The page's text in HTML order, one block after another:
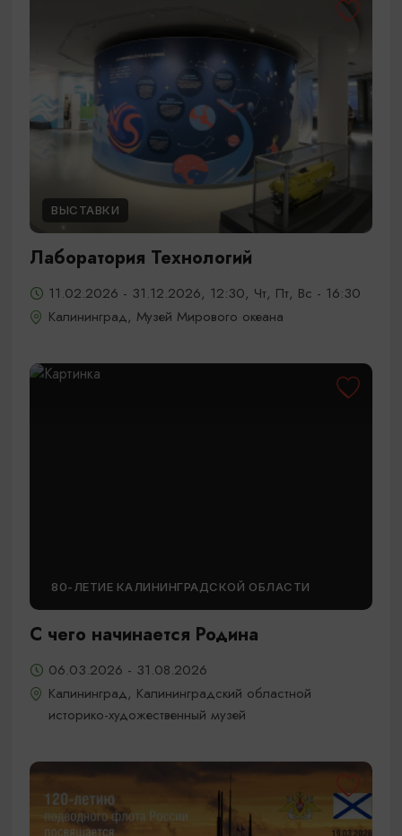
ВЫСТАВКИ
Лаборатория Технологий
11.02.2026 - 31.12.2026, 12:30, Чт, Пт, Вс - 16:30
Калининград, Музей Мирового океана
80-ЛЕТИЕ КАЛИНИНГРАДСКОЙ ОБЛАСТИ
С чего начинается Родина
06.03.2026 - 31.08.2026
Калининград, Калининградский областной
историко-художественный музей